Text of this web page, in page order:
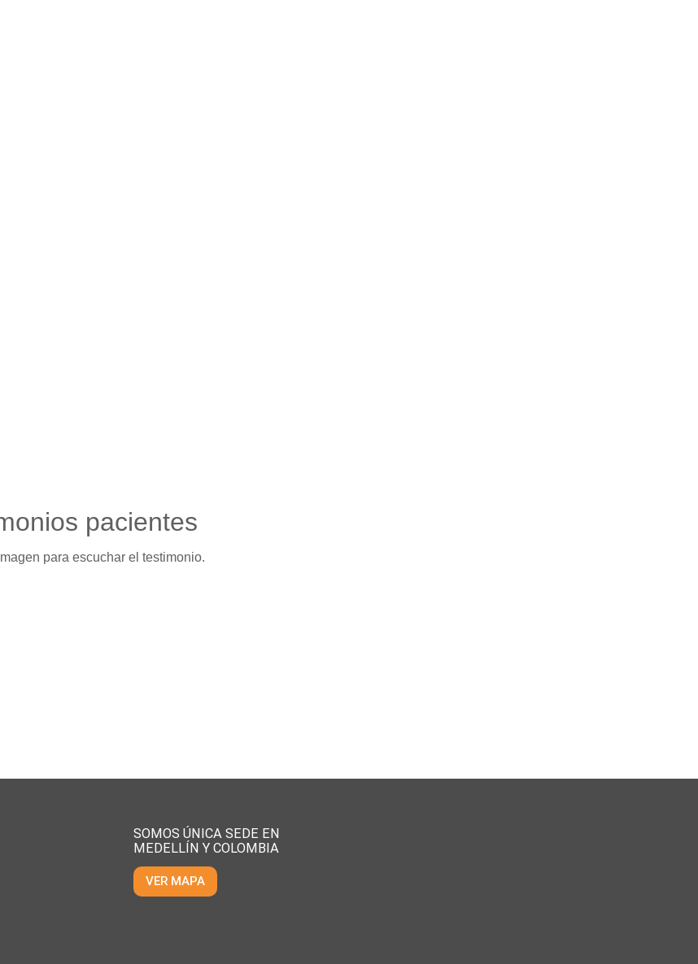
pacientes
para escuchar el testimonio.
SOMOS ÚNICA SEDE EN
MEDELLÍN Y COLOMBIA
VER MAPA